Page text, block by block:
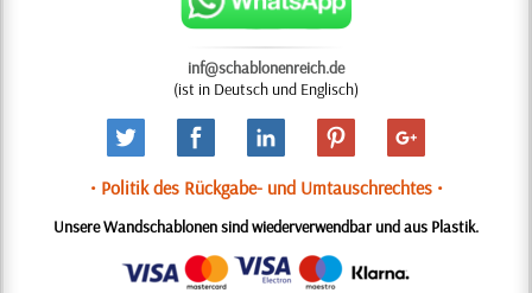
inf@schablonenreich.de
(ist in Deutsch und Englisch)
• Politik des Rückgabe- und Umtauschrechtes •
Unsere Wandschablonen sind wiederverwendbar und aus Plastik.